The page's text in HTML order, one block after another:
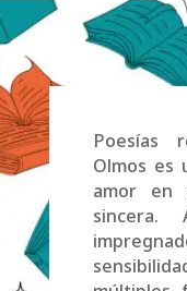
Poesías
Olmos es
amor